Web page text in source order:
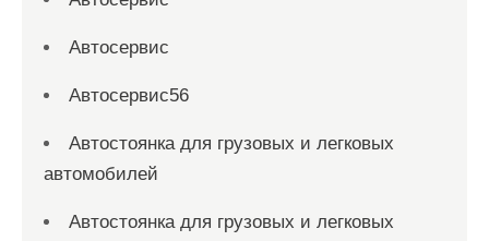
Автосервис
Автосервис56
Автостоянка для грузовых и легковых
автомобилей
Автостоянка для грузовых и легковых